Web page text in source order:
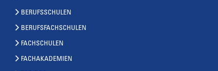
BERUFSSCHULEN
BERUFSFACHSCHULEN
FACHSCHULEN
FACHAKADEMIEN